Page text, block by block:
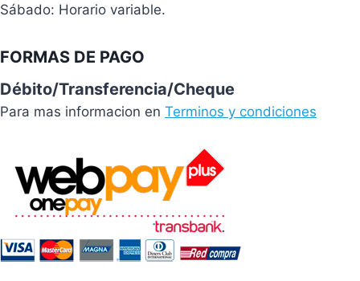
Sábado: Horario variable.
FORMAS DE PAGO
Débito/Transferencia/Cheque
Para mas informacion en Terminos y condiciones